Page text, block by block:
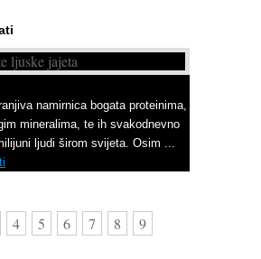
namirnica bogata proteinima,
mineralima, te ih svakodnevno
ljudi širom svijeta. Osim ...
4 5 6 7 8 9